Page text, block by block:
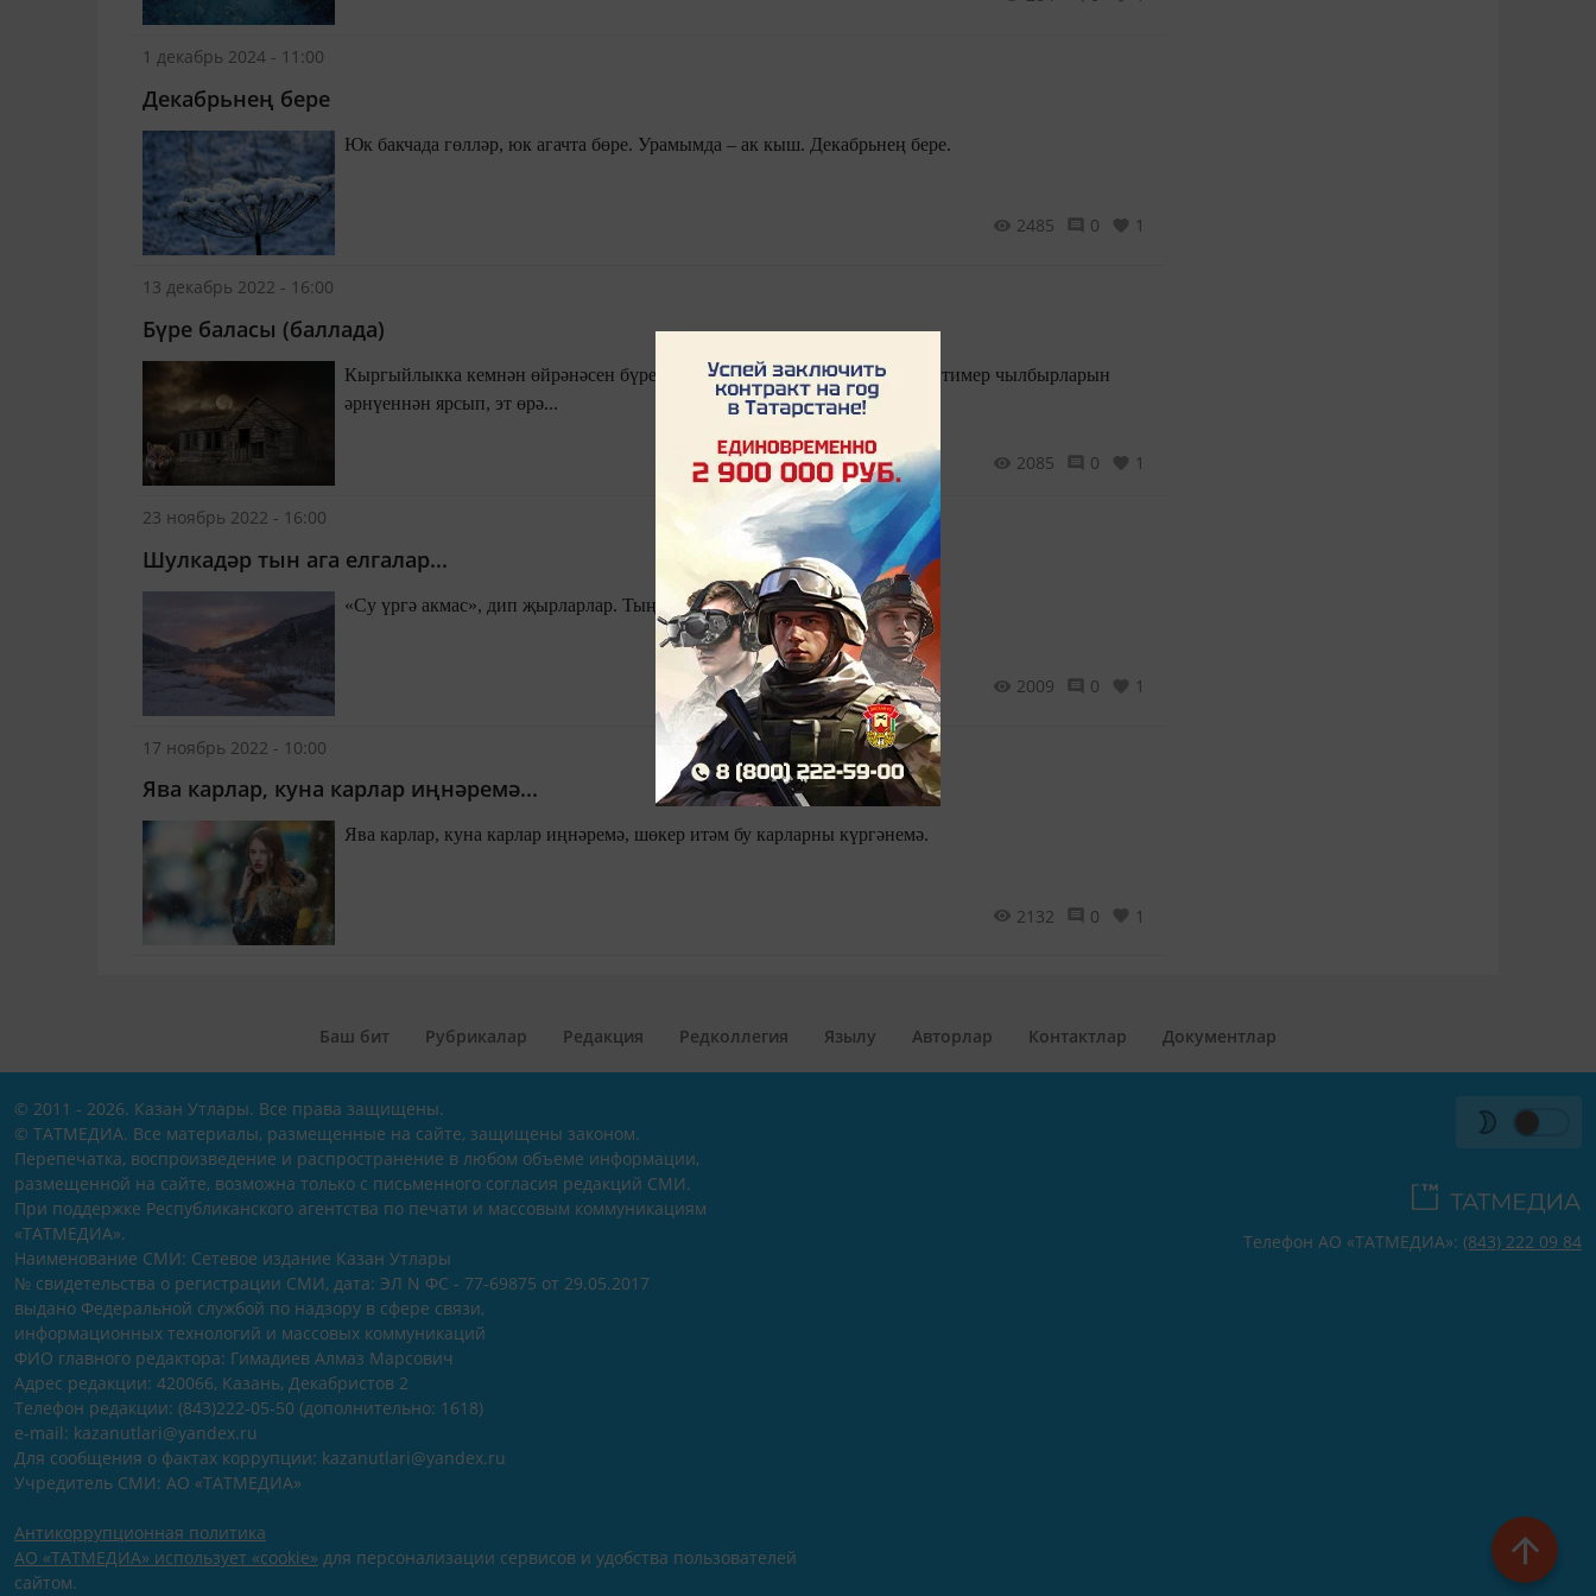
1 декабрь 2024 - 11:00
Декабрьнең бере
Юк бакчада гөлләр, юк агачта бөре. Урамымда – ак кыш. Декабрьнең бере.
2485 0 1
13 декабрь 2022 - 16:00
Бүре баласы (баллада)
Кыргыйлыкка кемнән өйрәнәсен бүре хәзер белер иде дә... ...Өзәр булып тимер чылбырларын
әрнүеннән ярсып, эт өрә...
2085 0 1
23 ноябрь 2022 - 16:00
Шулкадәр тын ага елгалар...
«Су үргә акмас», дип җырларлар. Тыңлама беркемне, тыңлама!
2009 0 1
17 ноябрь 2022 - 10:00
Ява карлар, куна карлар иңнәремә...
Ява карлар, куна карлар иңнәремә, шөкер итәм бу карларны күргәнемә.
2132 0 1
Баш бит Рубрикалар Редакция Редколлегия Язылу Авторлар Контактлар Документлар
© 2011 - 2026. Казан Утлары. Все права защищены.
© ТАТМЕДИА. Все материалы, размещенные на сайте, защищены законом.
Перепечатка, воспроизведение и распространение в любом объеме информации,
размещенной на сайте, возможна только с письменного согласия редакций СМИ.
При поддержке Республиканского агентства по печати и массовым коммуникациям
«ТАТМЕДИА».
Наименование СМИ: Сетевое издание Казан Утлары
№ свидетельства о регистрации СМИ, дата: ЭЛ N ФС - 77-69875 от 29.05.2017
выдано Федеральной службой по надзору в сфере связи,
информационных технологий и массовых коммуникаций
ФИО главного редактора: Гимадиев Алмаз Марсович
Адрес редакции: 420066, Казань, Декабристов 2
Телефон редакции: (843)222-05-50 (дополнительно: 1618)
e-mail: kazanutlari@yandex.ru
Для сообщения о фактах коррупции: kazanutlari@yandex.ru
Учредитель СМИ: АО «ТАТМЕДИА»
Антикоррупционная политика
АО «ТАТМЕДИА» использует «cookie» для персонализации сервисов и удобства пользователей
сайтом.
Телефон АО «ТАТМЕДИА»: (843) 222 09 84